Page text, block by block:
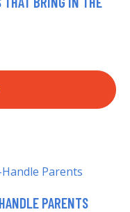
PARENTS